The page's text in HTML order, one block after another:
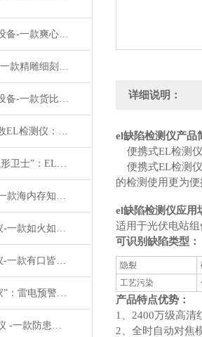
太阳能光伏检测设备-一款爽心悦目的便携式el检测仪#2023已更新
光伏电站测试仪-一款精雕细刻的太阳能光伏检测设备#2023已更新
太阳能光伏检测设备-一款货比三家的el检测仪#2023已更新
太阳能电池板参数EL检测仪：光伏组件质量的“隐形缺陷捕手”
透视光伏板的“隐形卫士”：EL检测仪器筑牢绿电防线#2026已更新
便携式el检测仪-一款海内存知己的光伏板检测仪器#2023已更新
电致发光el测试仪-一款如火如荼的组串式el检测仪#2023已更新
电致发光el测试仪-一款有口皆碑的组串式el检测仪#2023已更新
天空的 “避雷专家”：雷电预警监控设备如何为安全 “站岗”
五要素微型气象仪 -一款防患于未然不锈钢气象仪#2023已更新
详细说明：
el缺陷检测仪产品
便携式EL检测仪
便携式EL检测仪
的检测使用更为
el缺陷检测仪应用
适用于光伏电站
可识别缺陷类型：
隐裂
工艺污染
产品特点优势：
1、2400万级高清
2、全时自动对焦